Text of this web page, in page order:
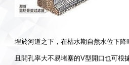
埋於河道之下，在枯水期自然水位下降
且開孔率大不易堵塞的V型開口也可根